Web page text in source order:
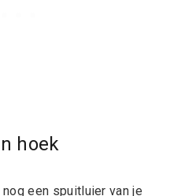
hoek
een spuitluier van je